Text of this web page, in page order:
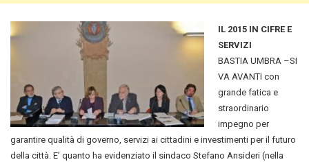
IL 2015 IN CIFRE E
SERVIZI
BASTIA UMBRA –SI
VA AVANTI con
grande fatica e
straordinario
impegno per
garantire qualità di governo, servizi ai cittadini e investimenti per il futuro
della città. E’ quanto ha evidenziato il sindaco Stefano Ansideri (nella